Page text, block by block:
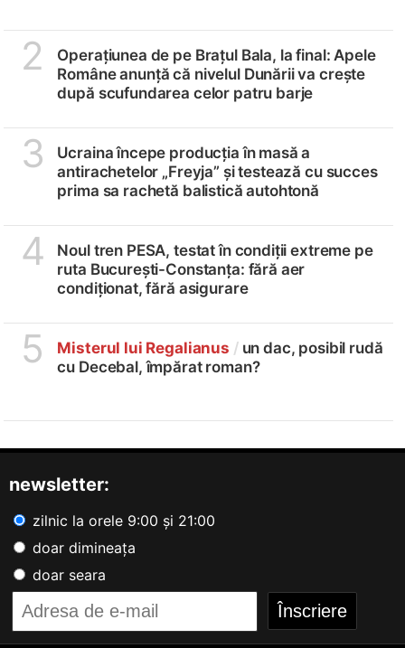
2
Operațiunea de pe Brațul Bala, la final: Apele
Române anunță că nivelul Dunării va crește
după scufundarea celor patru barje
3
Ucraina începe producția în masă a
antirachetelor „Freyja” și testează cu succes
prima sa rachetă balistică autohtonă
4
Noul tren PESA, testat în condiții extreme pe
ruta București-Constanța: fără aer
condiționat, fără asigurare
5 Misterul lui Regalianus /un dac, posibil rudă
cu Decebal, împărat roman?
newsletter:
zilnic la orele 9:00 și 21:00
doar dimineața
doar seara